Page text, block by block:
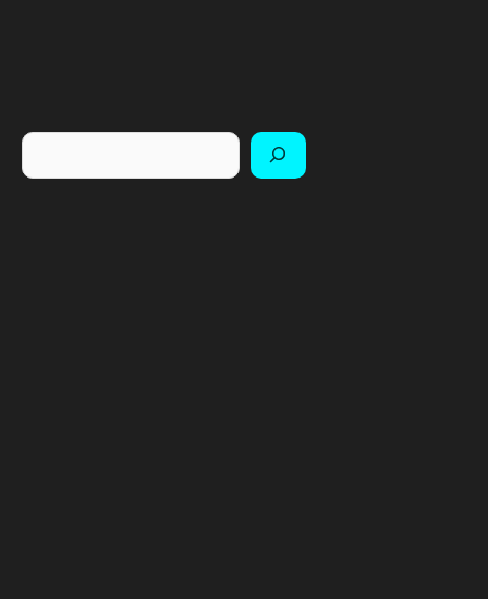
Buscar